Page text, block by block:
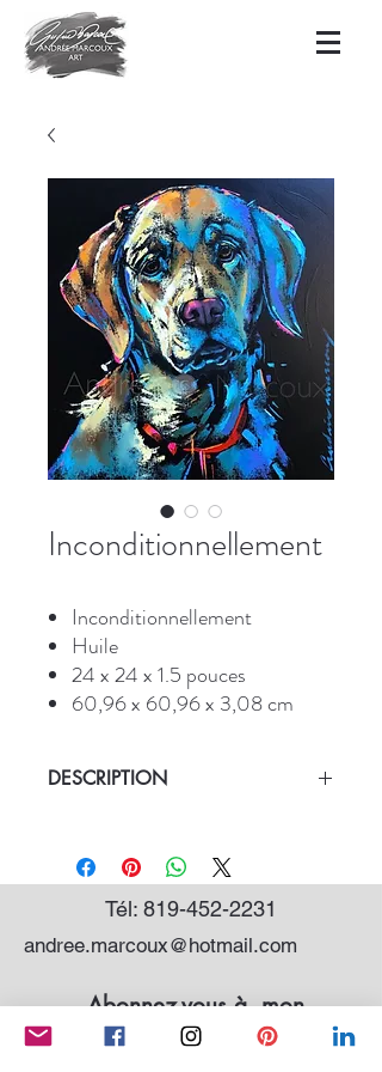
Inconditionnellement
Inconditionnellement
Huile
24 x 24 x 1.5 pouces
60,96 x 60,96 x 3,08 cm
DESCRIPTION
Tél: 819-452-2231
andree.marcoux@hotmail.com
Abonnez-vous à mon
infolettre